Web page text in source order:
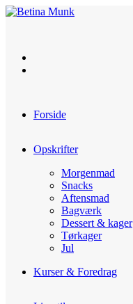
Skip
Forside
Opskrifter
Morgenmad
Snacks
Aftensmad
Bagværk
Dessert & kager
Tørkager
Jul
Kurser & Foredrag